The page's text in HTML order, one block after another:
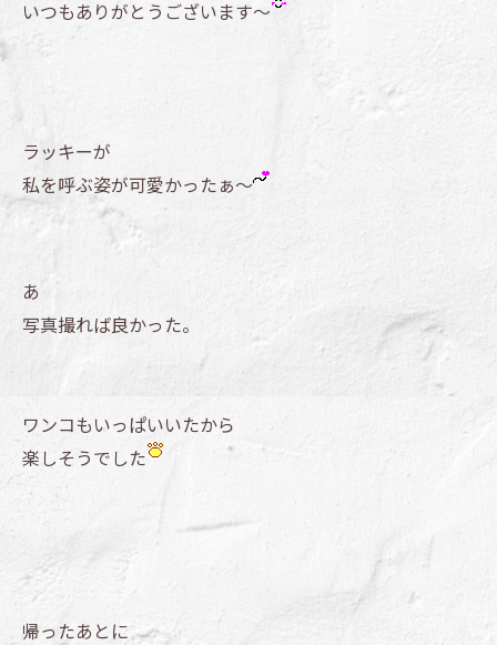
いつもありがとうございます～
ラッキーが
私を呼ぶ姿が可愛かったぁ～
あ
写真撮れば良かった。
ワンコもいっぱいいたから
楽しそうでした
帰ったあとに